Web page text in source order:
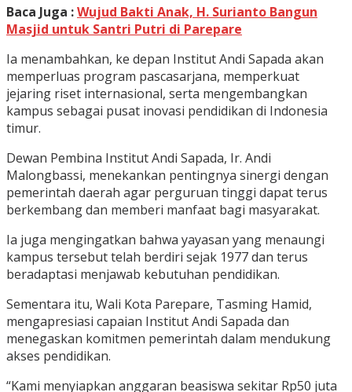
Baca Juga :Wujud Bakti Anak, H. Surianto Bangun
Masjid untuk Santri Putri di Parepare
Ia menambahkan, ke depan Institut Andi Sapada akan
memperluas program pascasarjana, memperkuat
jejaring riset internasional, serta mengembangkan
kampus sebagai pusat inovasi pendidikan di Indonesia
timur.
Dewan Pembina Institut Andi Sapada, Ir. Andi
Malongbassi, menekankan pentingnya sinergi dengan
pemerintah daerah agar perguruan tinggi dapat terus
berkembang dan memberi manfaat bagi masyarakat.
Ia juga mengingatkan bahwa yayasan yang menaungi
kampus tersebut telah berdiri sejak 1977 dan terus
beradaptasi menjawab kebutuhan pendidikan.
Sementara itu, Wali Kota Parepare, Tasming Hamid,
mengapresiasi capaian Institut Andi Sapada dan
menegaskan komitmen pemerintah dalam mendukung
akses pendidikan.
“Kami menyiapkan anggaran beasiswa sekitar Rp50 juta